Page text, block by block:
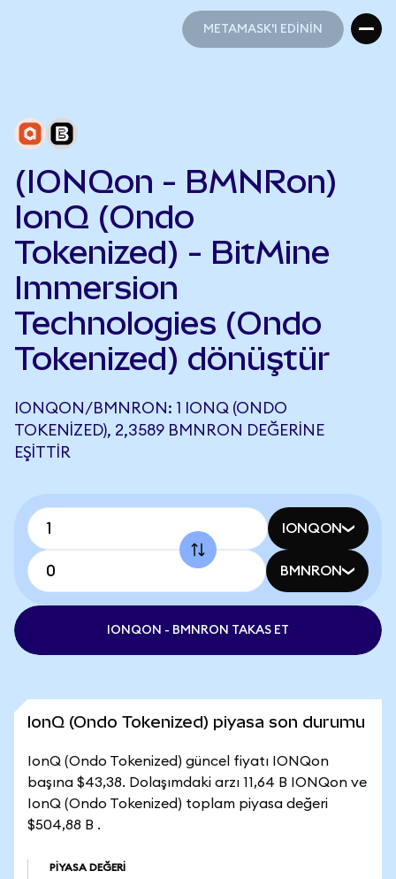
METAMASK'I EDİNİN
(IONQon - BMNRon)
IonQ (Ondo
Tokenized) - BitMine
Immersion
Technologies (Ondo
Tokenized) dönüştür
IONQON/BMNRON: 1 IONQ (ONDO
TOKENIZED), 2,3589 BMNRON DEĞERINE
EŞITTIR
IONQON
BMNRON
IONQON - BMNRON TAKAS ET
IonQ (Ondo Tokenized) piyasa son durumu
IonQ (Ondo Tokenized) güncel fiyatı IONQon
başına $43,38. Dolaşımdaki arzı 11,64 B IONQon ve
IonQ (Ondo Tokenized) toplam piyasa değeri
$504,88 B .
PIYASA DEĞERI